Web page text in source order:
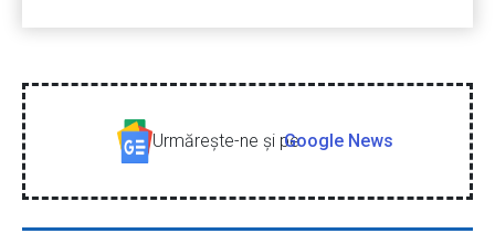
Urmăreşte-ne şi peGoogle News